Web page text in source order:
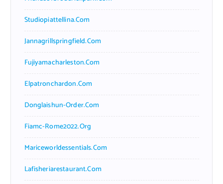
Studiopiattellina.com
Jannagrillspringfield.com
Fujiyamacharleston.com
Elpatronchardon.com
Donglaishun-Order.com
Fiamc-Rome2022.org
Mariceworldessentials.com
Lafisheriarestaurant.com